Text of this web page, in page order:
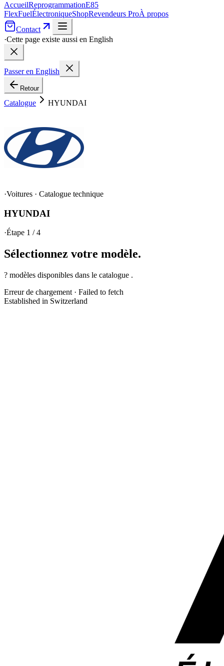
AccueilReprogrammationE85
FlexFuelÉlectroniqueShopRevendeurs ProÀ propos
Contact
·Cette page existe aussi en English
Passer en English
Retour
Catalogue HYUNDAI
·Voitures · Catalogue technique
HYUNDAI
·Étape 1 / 4
Sélectionnez votre modèle.
? modèles disponibles dans le catalogue .
Erreur de chargement · Failed to fetch
Established in Switzerland